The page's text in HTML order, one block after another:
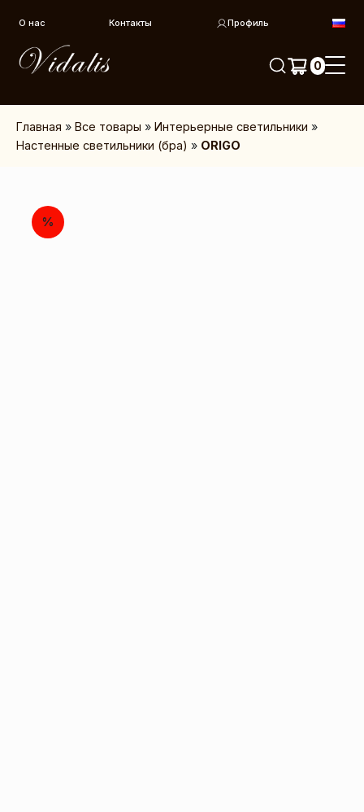
О нас Контакты Профиль
0
Главная »Все товары »Интерьерные светильники »
Настенные светильники (бра) » ORIGO
%